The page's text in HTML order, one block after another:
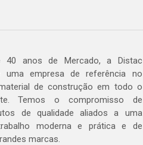
40 anos de Mercado, a Distac
uma empresa de referência no
de construção em todo o
Temos o compromisso de
de qualidade aliados a uma
moderna e prática e de
marcas.